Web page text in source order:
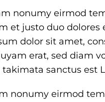
nonumy eirmod
et justo duo
dolor sit amet,
erat, sed diam
sanctus est
nonumy eirmod